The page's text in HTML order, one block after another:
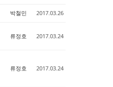
박철민 2017.03.26
류정호 2017.03.24
류정호 2017.03.24